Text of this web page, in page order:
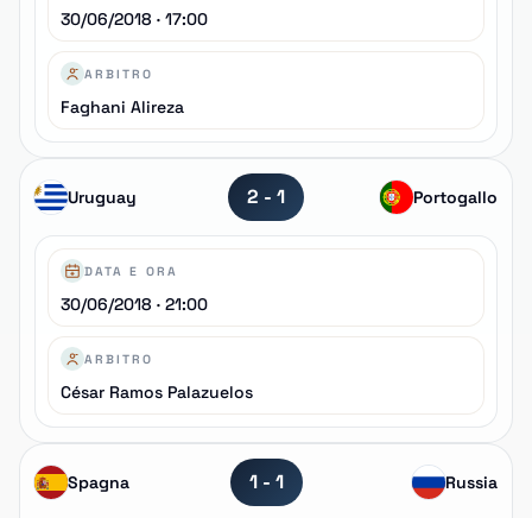
30/06/2018 · 17:00
ARBITRO
Faghani Alireza
Uruguay 2 - 1 Portogallo
DATA E ORA
30/06/2018 · 21:00
ARBITRO
César Ramos Palazuelos
Spagna 1 - 1 Russia